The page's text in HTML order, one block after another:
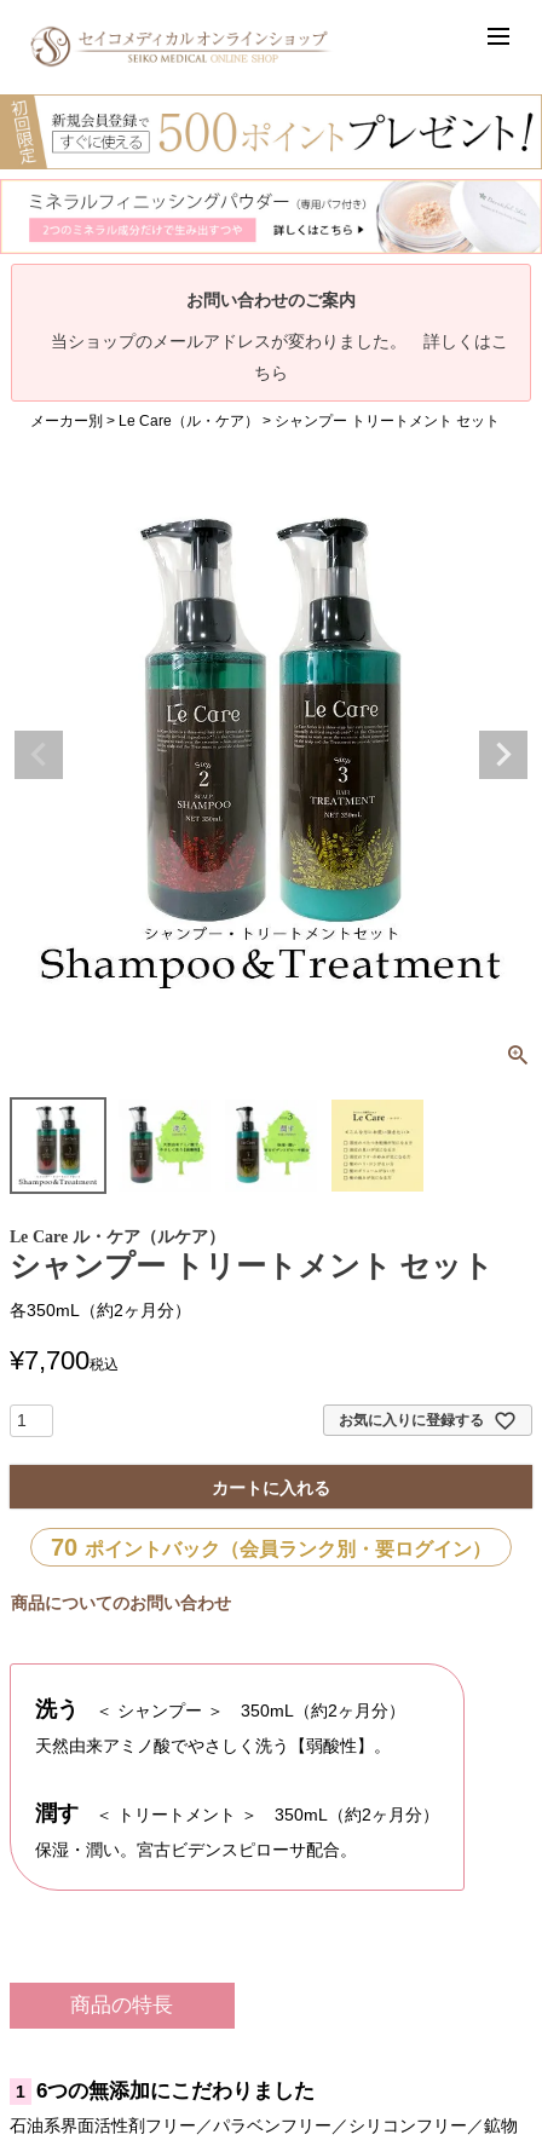
お問い合わせのご案内
当ショップのメールアドレスが変わりました。 詳しくはこ
ちら
メーカー別 Le Care（ル・ケア） シャンプー トリートメント セット
Le Care ル・ケア（ルケア）
シャンプー トリートメント セット
各350mL（約2ヶ月分）
¥7,700税込
お気に入りに登録する
カートに入れる
70 ポイントバック（会員ランク別・要ログイン）
商品についてのお問い合わせ
洗う
＜ シャンプー ＞ 350mL（約2ヶ月分）
天然由来アミノ酸でやさしく洗う【弱酸性】。
潤す ＜ トリートメント ＞ 350mL（約2ヶ月分）
保湿・潤い。宮古ビデンスピローサ配合。
商品の特長
1 6つの無添加にこだわりました
石油系界面活性剤フリー／パラベンフリー／シリコンフリー／鉱物